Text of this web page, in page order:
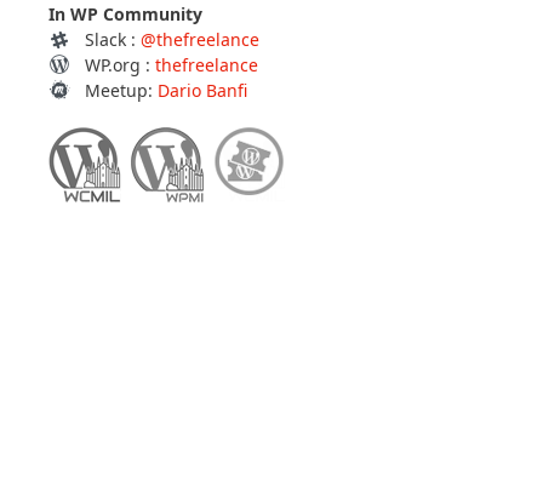
In WP Community
Slack : @thefreelance
WP.org : thefreelance
Meetup: Dario Banfi